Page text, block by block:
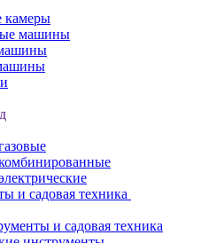
камеры
машины
и садовая техника
и садовая техника